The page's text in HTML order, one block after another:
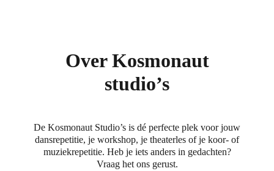
Over Kosmonaut
studio’s
De Kosmonaut Studio’s is dé perfecte plek voor jouw
dansrepetitie, je workshop, je theaterles of je koor- of
muziekrepetitie. Heb je iets anders in gedachten?
Vraag het ons gerust.